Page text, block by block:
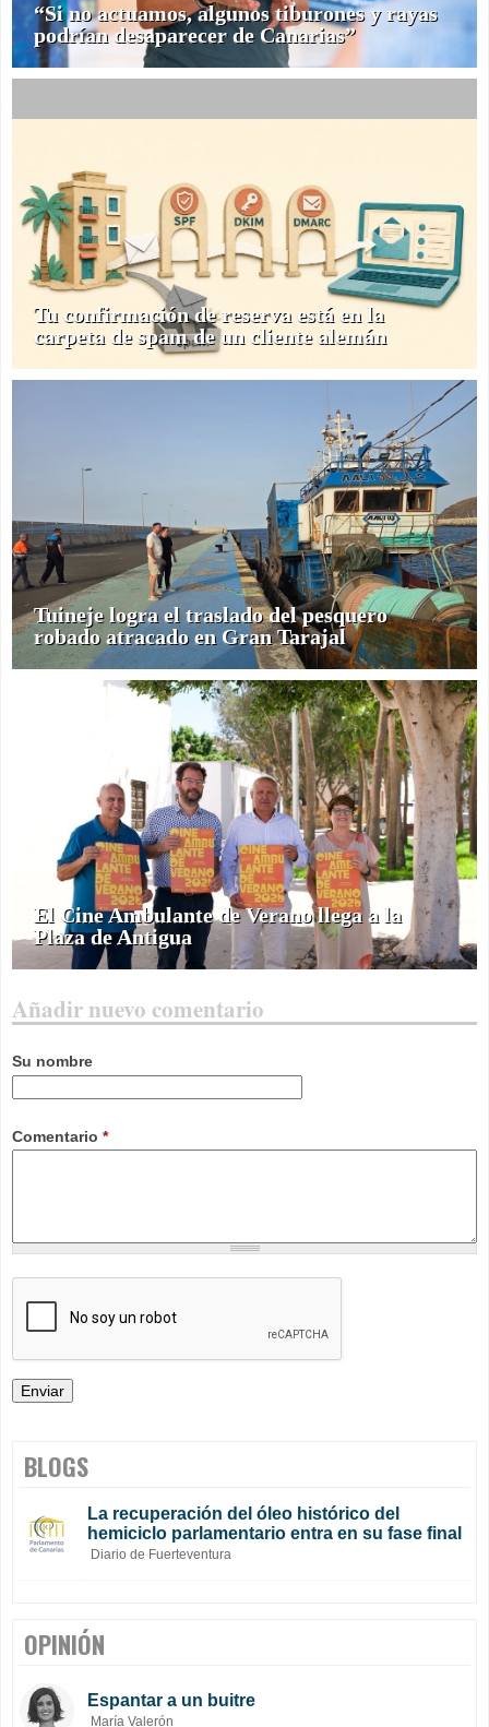
“Si no actuamos, algunos tiburones y rayas
podrían desaparecer de Canarias”
Tu confirmación de reserva está en la
carpeta de spam de un cliente alemán
Tuineje logra el traslado del pesquero
robado atracado en Gran Tarajal
El Cine Ambulante de Verano llega a la
Plaza de Antigua
Añadir nuevo comentario
Su nombre
Comentario *
BLOGS
La recuperación del óleo histórico del
hemiciclo parlamentario entra en su fase final
Diario de Fuerteventura
OPINIÓN
Espantar a un buitre
María Valerón